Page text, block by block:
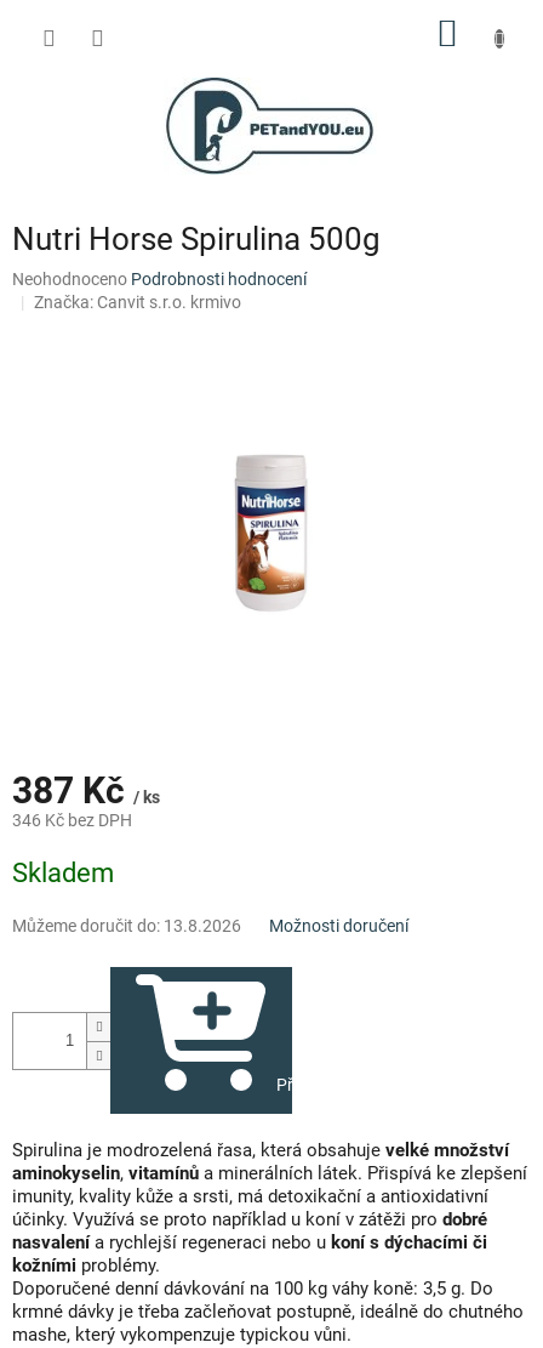
Nutri Horse Spirulina 500g
Průměrné
hodnocení
Neohodnoceno Podrobnosti hodnocení
Značka:Canvit s.r.o. krmivo
387 Kč / ks
346 Kč bez DPH
cena:
Skladem
Můžeme doručit do: 13.8.2026 Možnosti doručení
Přidat do košíku
Spirulina je modrozelená řasa, která obsahuje velké množství
aminokyselin, vitamínů a minerálních látek. Přispívá ke zlepšení
imunity, kvality kůže a srsti, má detoxikační a antioxidativní
účinky. Využívá se proto například u koní v zátěži pro dobré
nasvalenía rychlejší regeneraci nebo u koní s dýchacími či
kožními problémy.
Doporučené denní dávkování na 100 kg váhy koně: 3,5 g. Do
krmné dávky je třeba začleňovat postupně, ideálně do chutného
mashe, který vykompenzuje typickou vůni.